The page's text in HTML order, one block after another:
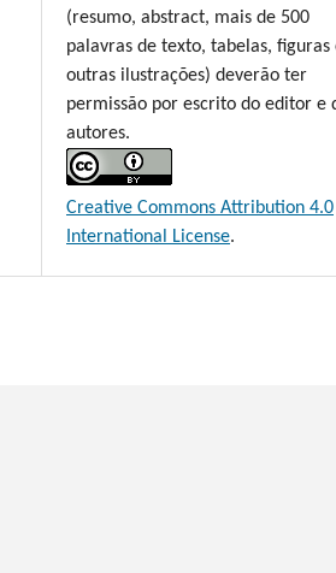
(resumo, abstract, mais de 500
palavras de texto, tabelas, figuras
outras ilustrações) deverão ter
permissão por escrito do editor e
autores.
Creative Commons Attribution 4.0
International License.